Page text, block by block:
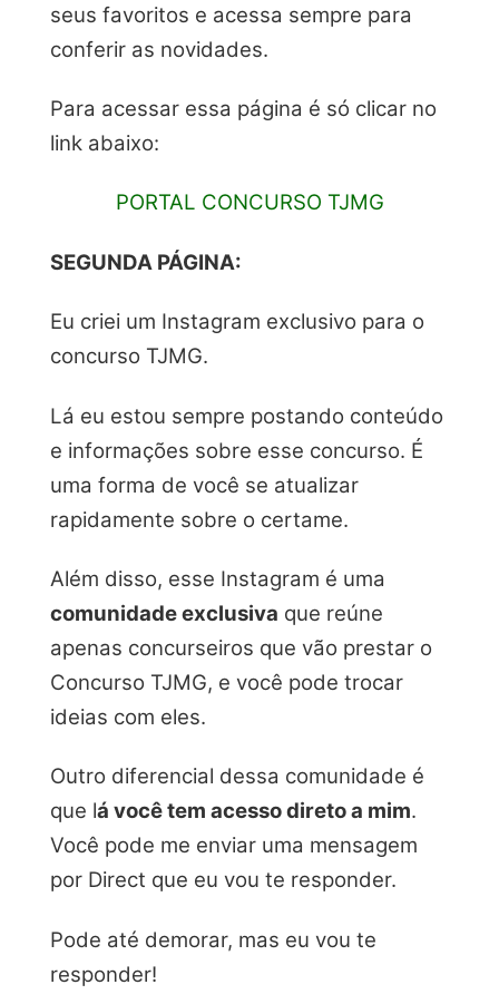
seus favoritos e acessa sempre para
conferir as novidades.
Para acessar essa página é só clicar no
link abaixo:
PORTAL CONCURSO TJMG
SEGUNDA PÁGINA:
Eu criei um Instagram exclusivo para o
concurso TJMG.
Lá eu estou sempre postando conteúdo
e informações sobre esse concurso. É
uma forma de você se atualizar
rapidamente sobre o certame.
Além disso, esse Instagram é uma
comunidade exclusiva que reúne
apenas concurseiros que vão prestar o
Concurso TJMG, e você pode trocar
ideias com eles.
Outro diferencial dessa comunidade é
que lá você tem acesso direto a mim.
Você pode me enviar uma mensagem
por Direct que eu vou te responder.
Pode até demorar, mas eu vou te
responder!